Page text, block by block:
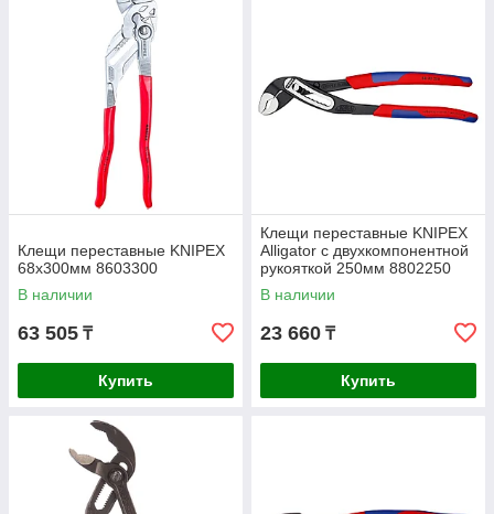
Клещи переставные KNIPEX
68х300мм 8603300
В наличии
63 505 ₸
Купить
Клещи переставные KNIPEX
Alligator с двухкомпонентной
рукояткой 250мм 8802250
В наличии
23 660 ₸
Купить